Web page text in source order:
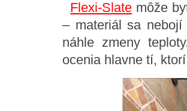
Flexi-Slate môže
– materiál sa nebojí
náhle zmeny
ocenia hlavne tí,